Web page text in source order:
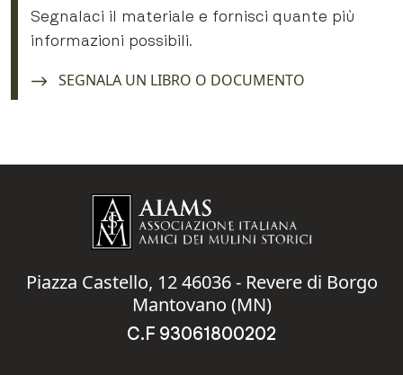
Segnalaci il materiale e fornisci quante più
informazioni possibili.
Navigate to:
SEGNALA UN LIBRO O DOCUMENTO
Piazza Castello, 12 46036 - Revere di Borgo
Mantovano (MN)
C.F 93061800202